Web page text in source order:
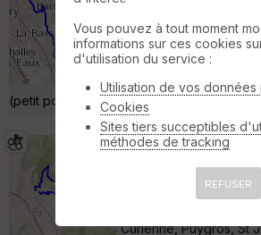
VTT 17 km 440
T2, court T3. Attention
mais bien rester sur le
(petit portage), avant de remonter le nant
Randonnée VTT
Verel-Pragondran
Curienne, Puygros, St
Vous pouvez à tout moment
informations sur ces cookies
d'utilisation du service :
Utilisation de vos données
Cookies
Sites tiers succeptibles
méthodes de tracking
REFUSER